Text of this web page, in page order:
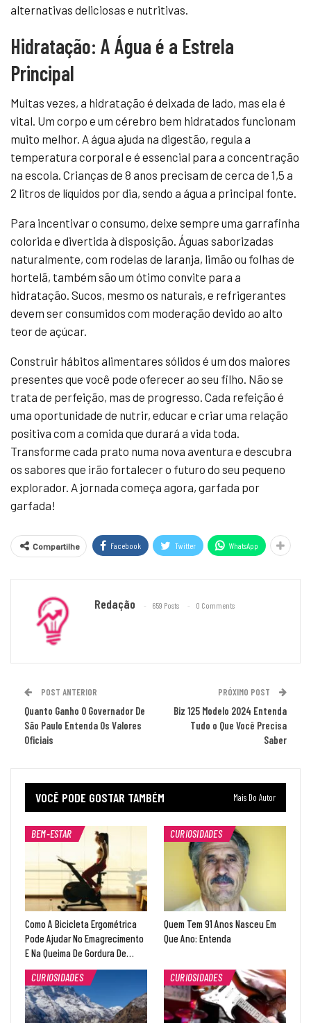
alternativas deliciosas e nutritivas.
Hidratação: A Água é a Estrela
Principal
Muitas vezes, a hidratação é deixada de lado, mas ela é
vital. Um corpo e um cérebro bem hidratados funcionam
muito melhor. A água ajuda na digestão, regula a
temperatura corporal e é essencial para a concentração
na escola. Crianças de 8 anos precisam de cerca de 1,5 a
2 litros de líquidos por dia, sendo a água a principal fonte.
Para incentivar o consumo, deixe sempre uma garrafinha
colorida e divertida à disposição. Águas saborizadas
naturalmente, com rodelas de laranja, limão ou folhas de
hortelã, também são um ótimo convite para a
hidratação. Sucos, mesmo os naturais, e refrigerantes
devem ser consumidos com moderação devido ao alto
teor de açúcar.
Construir hábitos alimentares sólidos é um dos maiores
presentes que você pode oferecer ao seu filho. Não se
trata de perfeição, mas de progresso. Cada refeição é
uma oportunidade de nutrir, educar e criar uma relação
positiva com a comida que durará a vida toda.
Transforme cada prato numa nova aventura e descubra
os sabores que irão fortalecer o futuro do seu pequeno
explorador. A jornada começa agora, garfada por
garfada!
Compartilhe Facebook Twitter WhatsApp
Redação 659 Posts 0 Comments
POST ANTERIOR
Quanto Ganho O Governador De
São Paulo Entenda Os Valores
Oficiais
PRÓXIMO POST
Biz 125 Modelo 2024 Entenda
Tudo o Que Você Precisa
Saber
VOCÊ PODE GOSTAR TAMBÉM Mais Do Autor
BEM-ESTAR
Como A Bicicleta Ergométrica
Pode Ajudar No Emagrecimento
E Na Queima De Gordura De…
CURIOSIDADES
Quem Tem 91 Anos Nasceu Em
Que Ano: Entenda
CURIOSIDADES CURIOSIDADES